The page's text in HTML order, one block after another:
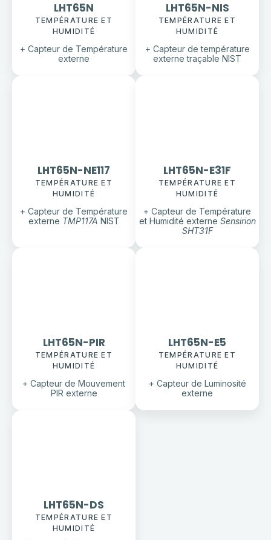
LHT65N
TEMPÉRATURE ET
HUMIDITÉ
+ Capteur de Température
externe
LHT65N-NIS
TEMPÉRATURE ET
HUMIDITÉ
+ Capteur de température
externe traçable NIST
LHT65N-NE117
TEMPÉRATURE ET
HUMIDITÉ
+ Capteur de Température
externe TMP117A NIST
LHT65N-E31F
TEMPÉRATURE ET
HUMIDITÉ
+ Capteur de Température
et Humidité externe Sensirion
SHT31F
LHT65N-PIR
TEMPÉRATURE ET
HUMIDITÉ
+ Capteur de Mouvement
PIR externe
LHT65N-E5
TEMPÉRATURE ET
HUMIDITÉ
+ Capteur de Luminosité
externe
LHT65N-DS
TEMPÉRATURE ET
HUMIDITÉ